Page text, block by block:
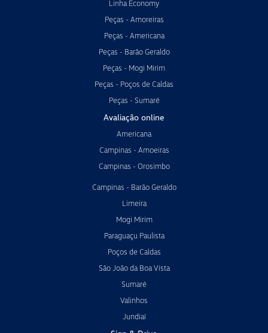
Linha Economy
Peças - Amoreiras
Peças - Americana
Peças - Barão Geraldo
Peças - Mogi Mirim
Peças - Poços de Caldas
Peças - Sumaré
Avaliação online
Americana
Campinas - Amoeiras
Campinas - Orosimbo
Campinas - Barão Geraldo
Limeira
Mogi Mirim
Paraguaçu Paulista
Poços de Caldas
São João da Boa Vista
Sumaré
Valinhos
Jundiaí